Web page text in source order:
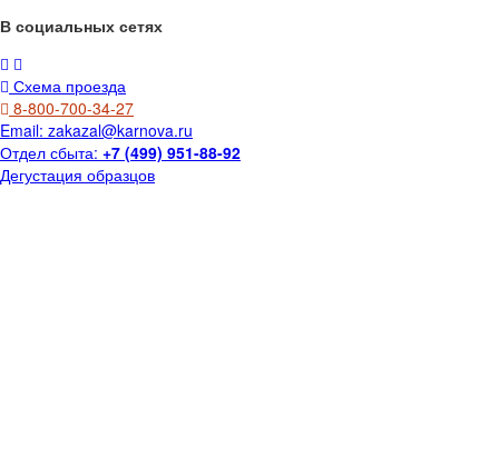
В социальных сетях
Схема проезда
8-800-700-34-27
Email: zakazal@karnova.ru
Отдел сбыта: +7 (499) 951-88-92
Дегустация образцов